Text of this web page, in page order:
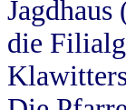
die